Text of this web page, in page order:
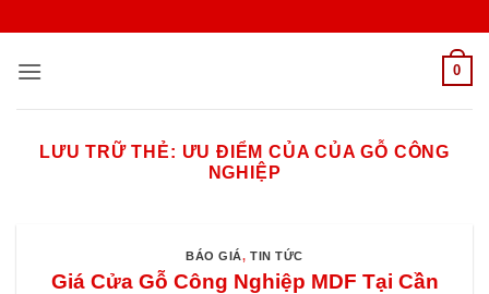
nội
0
LƯU TRỮ THẺ: ƯU ĐIỂM CỦA CỦA GỖ CÔNG
NGHIỆP
BÁO GIÁ,TIN TỨC
Giá Cửa Gỗ Công Nghiệp MDF Tại Cần